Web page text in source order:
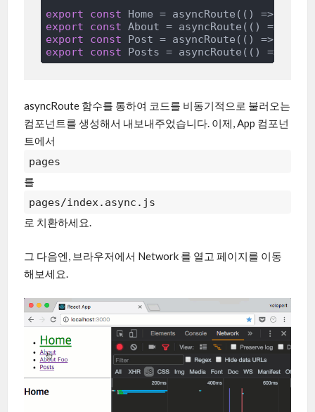
export const Home = asyncRoute( () =>
export
const About = asyncRoute( () =>
export
const Post = asyncRoute( () =>
export
const Posts = asyncRoute( () =>
asyncRoute 함수를 통하여 코드를 비동기적으로 불러오는
컴포넌트를 생성해서 내보내주었습니다. 이제, App 컴포넌
트에서
pages
를
pages/index.async.js
로 치환하세요.
그 다음엔, 브라우저에서 Network 를 열고 페이지를 이동
해보세요.